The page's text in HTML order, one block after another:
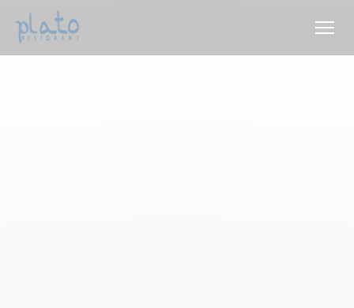
Personnalisation de vos choix en matière de cookies